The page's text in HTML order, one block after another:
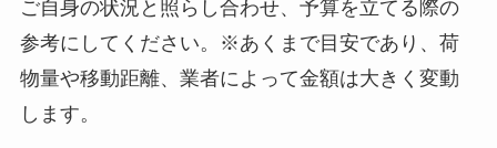
ご自身の状況と照らし合わせ、予算を立てる際の
参考にしてください。※あくまで目安であり、荷
物量や移動距離、業者によって金額は大きく変動
します。